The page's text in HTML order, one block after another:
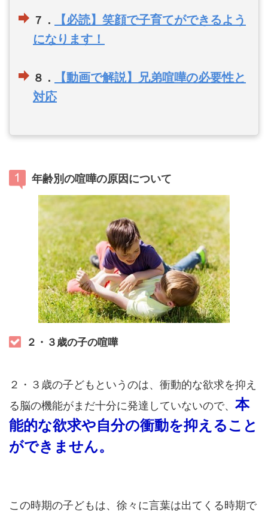
７．
【必読】笑顔で子育てができるよう
になります！
８．
【動画で解説】兄弟喧嘩の必要性と
対応
年齢別の喧嘩の原因について
２・３歳の子の喧嘩
２・３歳の子どもというのは、衝動的な欲求を抑え
る脳の機能がまだ十分に発達していないので、 本
能的な欲求や自分の衝動を抑えること
ができません。
この時期の子どもは、徐々に言葉は出てくる時期で